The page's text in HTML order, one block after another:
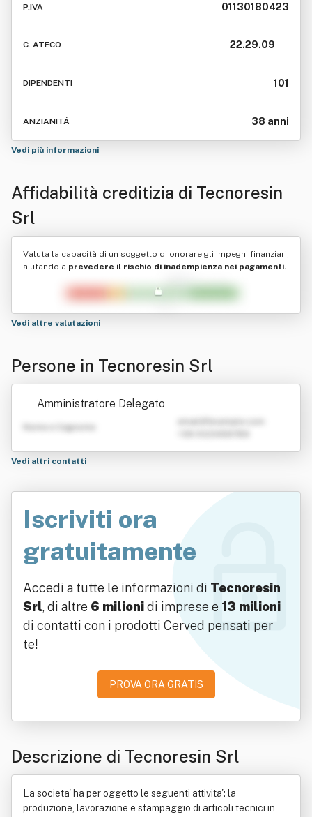
P.IVA 01130180423
C. ATECO 22.29.09
DIPENDENTI 101
ANZIANITÁ 38 anni
Vedi più informazioni
Affidabilità creditizia di Tecnoresin
Srl
Valuta la capacità di un soggetto di onorare gli impegni finanziari,
aiutando a prevedere il rischio di inadempienza nei pagamenti.
Vedi altre valutazioni
Persone in Tecnoresin Srl
Amministratore Delegato
Nome e Cognome
Vedi altri contatti
Iscriviti ora
gratuitamente
Accedi a tutte le informazioni di Tecnoresin
Srl, di altre 6 milionidi imprese e 13 milioni
di contatti con i prodotti Cerved pensati per
te!
PROVA ORA GRATIS
Descrizione di Tecnoresin Srl
La societa' ha per oggetto le seguenti attivita': la
produzione, lavorazione e stampaggio di articoli tecnici in